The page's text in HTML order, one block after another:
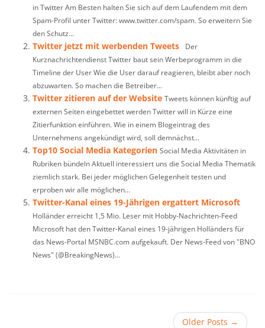
in Twitter Am Besten halten Sie sich auf dem Laufendem mit dem
Spam-Profil unter Twitter: www.twitter.com/spam. So erweitern Sie
den Schutz...
Twitter jetzt mit werbenden Tweets
Der
Kurznachrichtendienst Twitter baut sein Werbeprogramm in die
Timeline der User Wie die User darauf reagieren, bleibt aber noch
abzuwarten. So machen die Betreiber...
Twitter zitieren auf der Website Tweets können künftig auf
externen Seiten eingebettet werden Twitter will in Kürze eine
Zitierfunktion einführen. Wie in einem Blogeintrag des
Unternehmens angekündigt wird, soll demnächst...
Top10 Social Media Kategorien Social Media Aktivitäten in
Rubriken bündeln Aktuell interessiert uns die Social Media Thematik
ziemlich stark. Bei jeder möglichen Gelegenheit testen und
erproben wir alle möglichen...
Twitter-Kanal eines 19-Jährigen ergattert Microsoft
Holländer erreicht 1,5 Mio. Leser mit Hobby-Nachrichten-Feed
Microsoft hat den Twitter-Kanal eines 19-jährigen Holländers für
das News-Portal MSNBC.com aufgekauft. Der News-Feed von "BNO
News" (@BreakingNews)...
Older Posts →